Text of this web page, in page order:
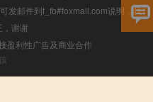
发邮件到f_fb#foxmail.com说明，我们
，谢谢
盈利性广告及商业合作